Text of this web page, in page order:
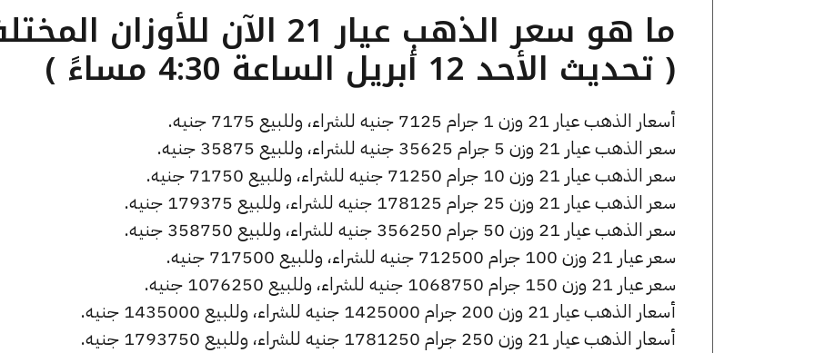
ما هو سعر الذهب عيار 21 الآن للأوزان
( تحديث الأحد 12 أبريل الساعة 4:30 مساءً )
أسعار الذهب عيار 21 وزن 1 جرام 7125 جنيه للشراء، وللبيع 7175 جنيه.
سعر الذهب عيار 21 وزن 5 جرام 35625 جنيه للشراء، وللبيع 35875 جنيه.
سعر الذهب عيار 21 وزن 10 جرام 71250 جنيه للشراء، وللبيع 71750 جنيه.
سعر الذهب عيار 21 وزن 25 جرام 178125 جنيه للشراء، وللبيع 179375 جنيه.
سعر الذهب عيار 21 وزن 50 جرام 356250 جنيه للشراء، وللبيع 358750 جنيه.
سعر عيار 21 وزن 100 جرام 712500 جنيه للشراء، وللبيع 717500 جنيه.
سعر عيار 21 وزن 150 جرام 1068750 جنيه للشراء، وللبيع 1076250 جنيه.
أسعار الذهب عيار 21 وزن 200 جرام 1425000 جنيه للشراء، وللبيع 1435000 جنيه.
أسعار الذهب عيار 21 وزن 250 جرام 1781250 جنيه للشراء، وللبيع 1793750 جنيه.